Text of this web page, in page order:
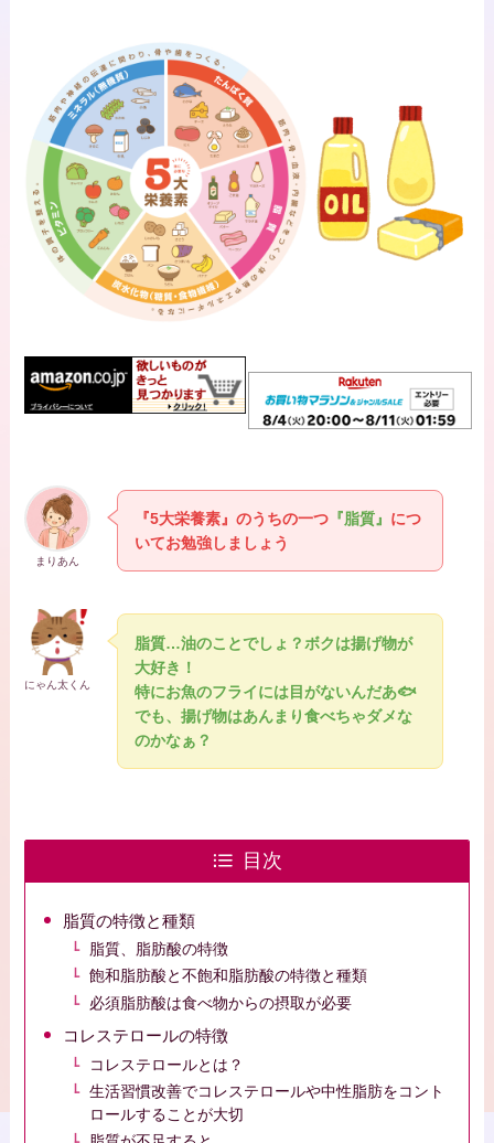
まりあん
『5大栄養素』のうちの一つ『脂質』 につ
いてお勉強しましょう
にゃん太くん
脂質…油のことでしょ？ボクは揚げ物が
大好き！
特にお魚のフライには目がないんだあ🐟
でも、揚げ物はあんまり食べちゃダメな
のかなぁ？
目次
脂質の特徴と種類
脂質、脂肪酸の特徴
飽和脂肪酸と不飽和脂肪酸の特徴と種類
必須脂肪酸は食べ物からの摂取が必要
コレステロールの特徴
コレステロールとは？
生活習慣改善でコレステロールや中性脂肪をコント
ロールすることが大切